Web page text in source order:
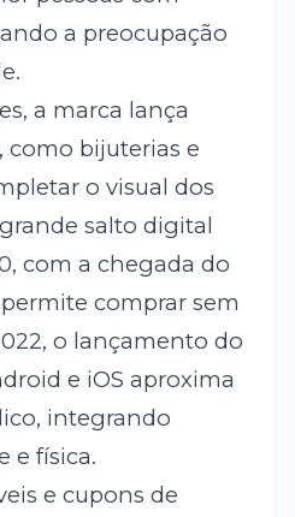
a preocupação
a marca lança
como bijuterias e
o visual dos
salto digital
com a chegada do
comprar sem
o lançamento do
e iOS aproxima
integrando
e física.
e cupons de